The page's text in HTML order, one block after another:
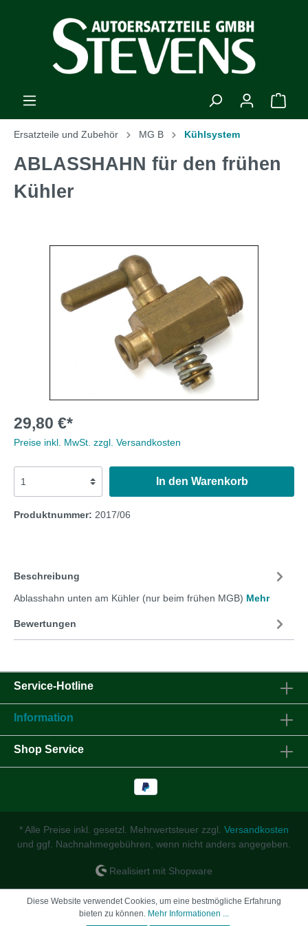
Ersatzteile und Zubehör MG B Kühlsystem
ABLASSHAHN für den frühen
Kühler
29,80 €*
Preise inkl. MwSt. zzgl. Versandkosten
In den Warenkorb
Produktnummer: 2017/06
Beschreibung
Ablasshahn unten am Kühler (nur beim frühen MGB) Mehr
Bewertungen
Service-Hotline
Information
Shop Service
* Alle Preise inkl. gesetzl. Mehrwertsteuer zzgl. Versandkosten
und ggf. Nachnahmegebühren, wenn nicht anders angegeben.
Realisiert mit Shopware
Diese Website verwendet Cookies, um eine bestmögliche Erfahrung
bieten zu können. Mehr Informationen ...